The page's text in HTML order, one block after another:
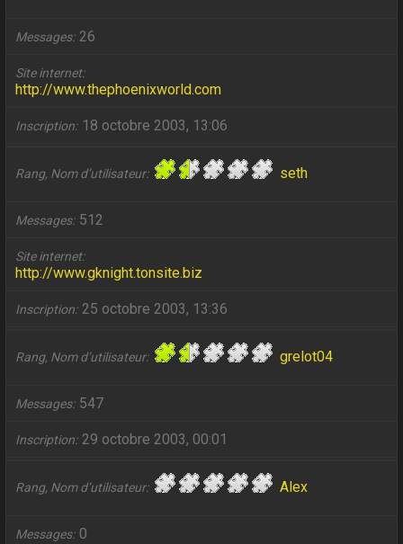
Messages 26
Site internet
http://www.thephoenixworld.com
Inscription 18 octobre 2003, 13:06
Rang, Nom d’utilisateur seth
Messages 512
Site internet
http://www.gknight.tonsite.biz
Inscription 25 octobre 2003, 13:36
Rang, Nom d’utilisateur grelot04
Messages 547
Inscription 29 octobre 2003, 00:01
Rang, Nom d’utilisateur Alex
Messages 0